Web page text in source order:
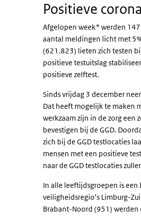
Positieve
Afgelopen week* werden
aantal meldingen licht met
(621.823) lieten zich testen
positieve testuitslag
positieve zelftest.
Sinds vrijdag 3 december
Dat heeft mogelijk te maken
werkzaam zijn in de zorg een
bevestigen bij de GGD.
zich bij de GGD testlocaties
mensen met een positieve
naar de GGD testlocaties
In alle leeftijdsgroepen is
veiligheidsregio’s Limburg-
Brabant-Noord (951) werden